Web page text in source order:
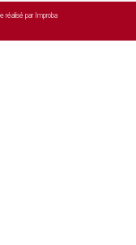
réalisé par Improba